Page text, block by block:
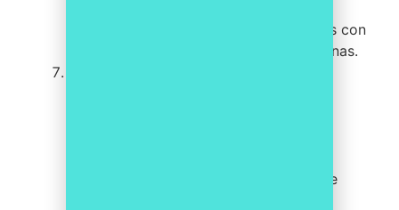
cláusulas de seguridad en los contratos con
proveedores y realizar auditorías externas.
regularmente las políticas y medidas de